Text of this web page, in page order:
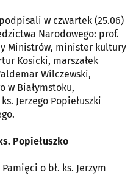
w czwartek (25.06)
Narodowego: prof.
Ministrów, minister kultury
Kosicki, marszałek
Wilczewski,
w Białymstoku,
Jerzego Popiełuszki
Popiełuszko
o bł. ks. Jerzym